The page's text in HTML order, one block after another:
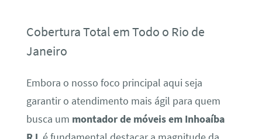
Cobertura Total em Todo o Rio de
Janeiro
Embora o nosso foco principal aqui seja
garantir o atendimento mais ágil para quem
busca um montador de móveis em Inhoaíba